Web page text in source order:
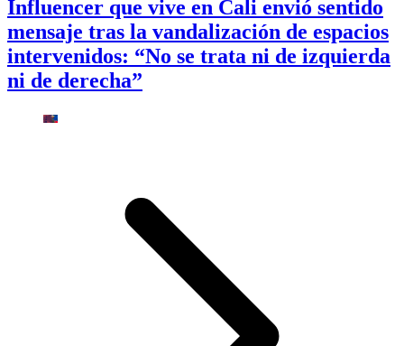
Influencer que vive en Cali envió sentido
mensaje tras la vandalización de espacios
intervenidos: “No se trata ni de izquierda
ni de derecha”